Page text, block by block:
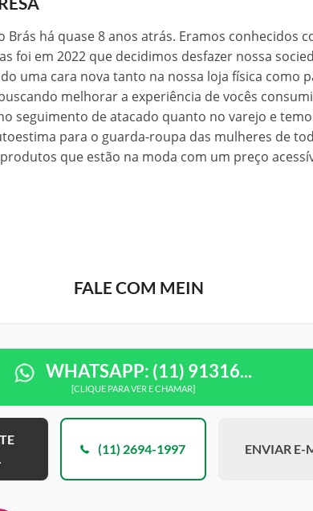
Brás há quase 8 anos atrás. Eramos conhecidos
foi em 2022 que decidimos desfazer nossa
uma cara nova tanto na nossa loja física como
melhorar a experiência de vocês
seguimento de atacado quanto no varejo e
para o guarda-roupa das mulheres de
que estão na moda com um preço
FALE COM MEIN
WHATSAPP: (11) 91316...
[CLIQUE PARA VER E CHAMAR]
(11) 2694-1997 ENVIAR E-